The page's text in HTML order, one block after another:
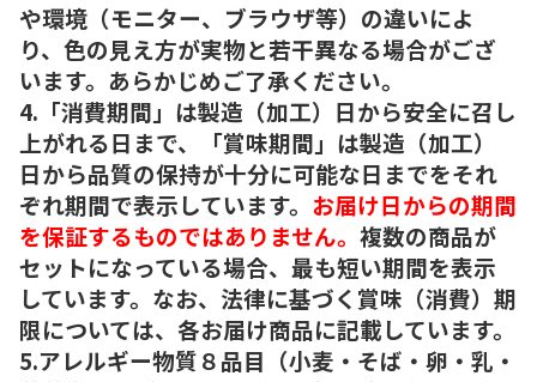
や環境（モニター、ブラウザ等）の違いによ
り、色の見え方が実物と若干異なる場合がござ
います。あらかじめご了承ください。
4.「消費期間」は製造（加工）日から安全に召し
上がれる日まで、「賞味期間」は製造（加工）
日から品質の保持が十分に可能な日までをそれ
ぞれ期間で表示しています。 お届け日からの期間
を保証するものではありません。 複数の商品が
セットになっている場合、最も短い期間を表示
しています。なお、法律に基づく賞味（消費）期
限については、各お届け商品に記載しています。
5.アレルギー物質８品目（小麦・そば・卵・乳・